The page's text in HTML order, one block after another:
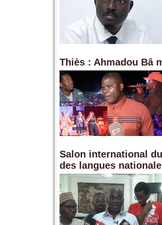
Thiès : Ahmadou Bâ
Salon international
des langues